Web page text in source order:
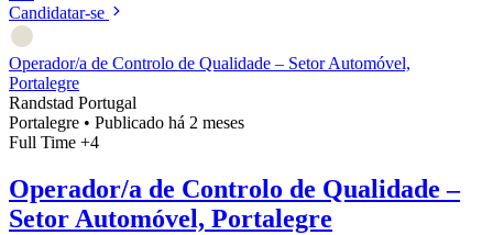
Candidatar-se
Operador/a de Controlo de Qualidade – Setor Automóvel,
Portalegre
Randstad Portugal
Portalegre • Publicado há 2 meses
Full Time +4
Operador/a de Controlo de Qualidade –
Setor Automóvel, Portalegre